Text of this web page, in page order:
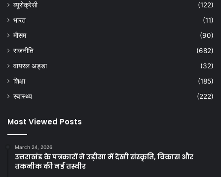
ब्यूरोक्रेसी
(122)
भारत
(11)
मौसम
(90)
राजनीति
(682)
वायरल अड्डा
(32)
शिक्षा
(185)
स्वास्थ्य
(222)
Most Viewed Posts
March 24, 2026
उत्तराखंड के पत्रकारों ने उड़ीसा में देखी संस्कृति, विकास और
तकनीक की नई तस्वीर